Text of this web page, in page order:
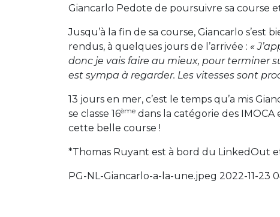
Giancarlo Pedote de poursuivre sa course
Jusqu’à la fin de sa course, Giancarlo
rendus, à quelques jours de l’arrivée : «
donc je vais faire au mieux, pour terminer
est sympa à regarder. Les vitesses sont
13 jours en mer, c’est le temps qu’a mis
se classe 16ème dans la catégorie des
cette belle course !
*Thomas Ruyant est à bord du LinkedOut
PG-NL-Giancarlo-a-la-une.jpeg 2022-11-23